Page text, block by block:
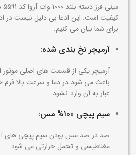
کیفیت است. این ادعا بی دلیل نیست در
برای شما بیان می کنیم.
آرمیچر نخ بندی شده:
آرمیچر یکی از قسمت های اصلی
باعث می شود در دما و سرعت بالا فرم
غبار به آن وارد نشود.
سیم پیچی ۱۰۰% مس:
صد در صد مس بودن سیم پیچی های
مغناطیسی و تحمل حرارتی می شود.